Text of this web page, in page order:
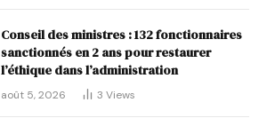
Conseil des ministres : 132 fonctionnaires
sanctionnés en 2 ans pour restaurer
l’éthique dans l’administration
août 5, 2026 3 Views